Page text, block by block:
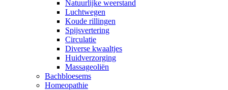
Natuurlijke weerstand
Luchtwegen
Koude rillingen
Spijsvertering
Circulatie
Diverse kwaaltjes
Huidverzorging
Massageoliën
Bachbloesems
Homeopathie